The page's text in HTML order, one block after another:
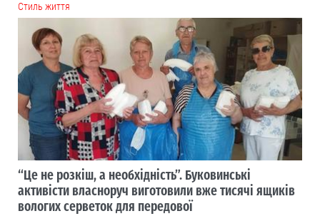
Cтиль життя
“Це не розкіш, а необхідність”. Буковинські
активісти власноруч виготовили вже тисячі ящиків
вологих серветок для передової